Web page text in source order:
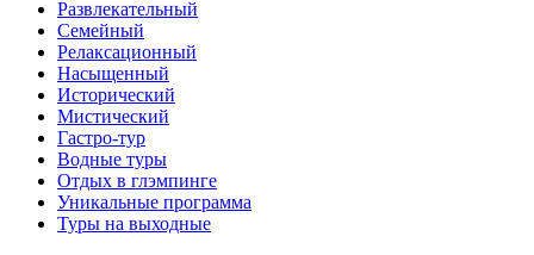
Развлекательный
Семейный
Релаксационный
Насыщенный
Исторический
Мистический
Гастро-тур
Водные туры
Отдых в глэмпинге
Уникальные программа
Туры на выходные